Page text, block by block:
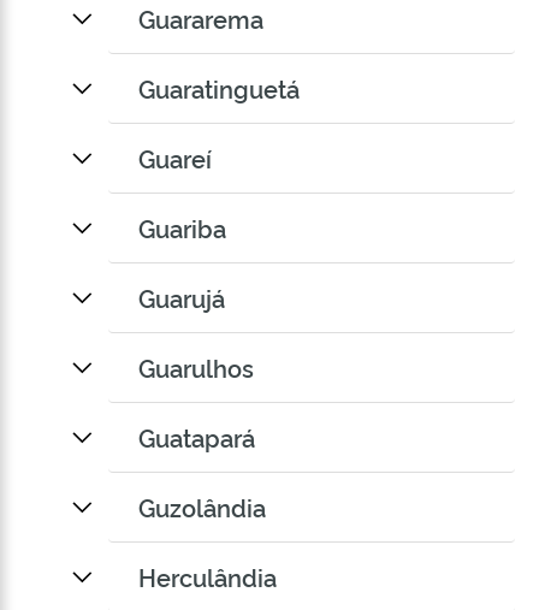
Guararema
Guaratinguetá
Guareí
Guariba
Guarujá
Guarulhos
Guatapará
Guzolândia
Herculândia